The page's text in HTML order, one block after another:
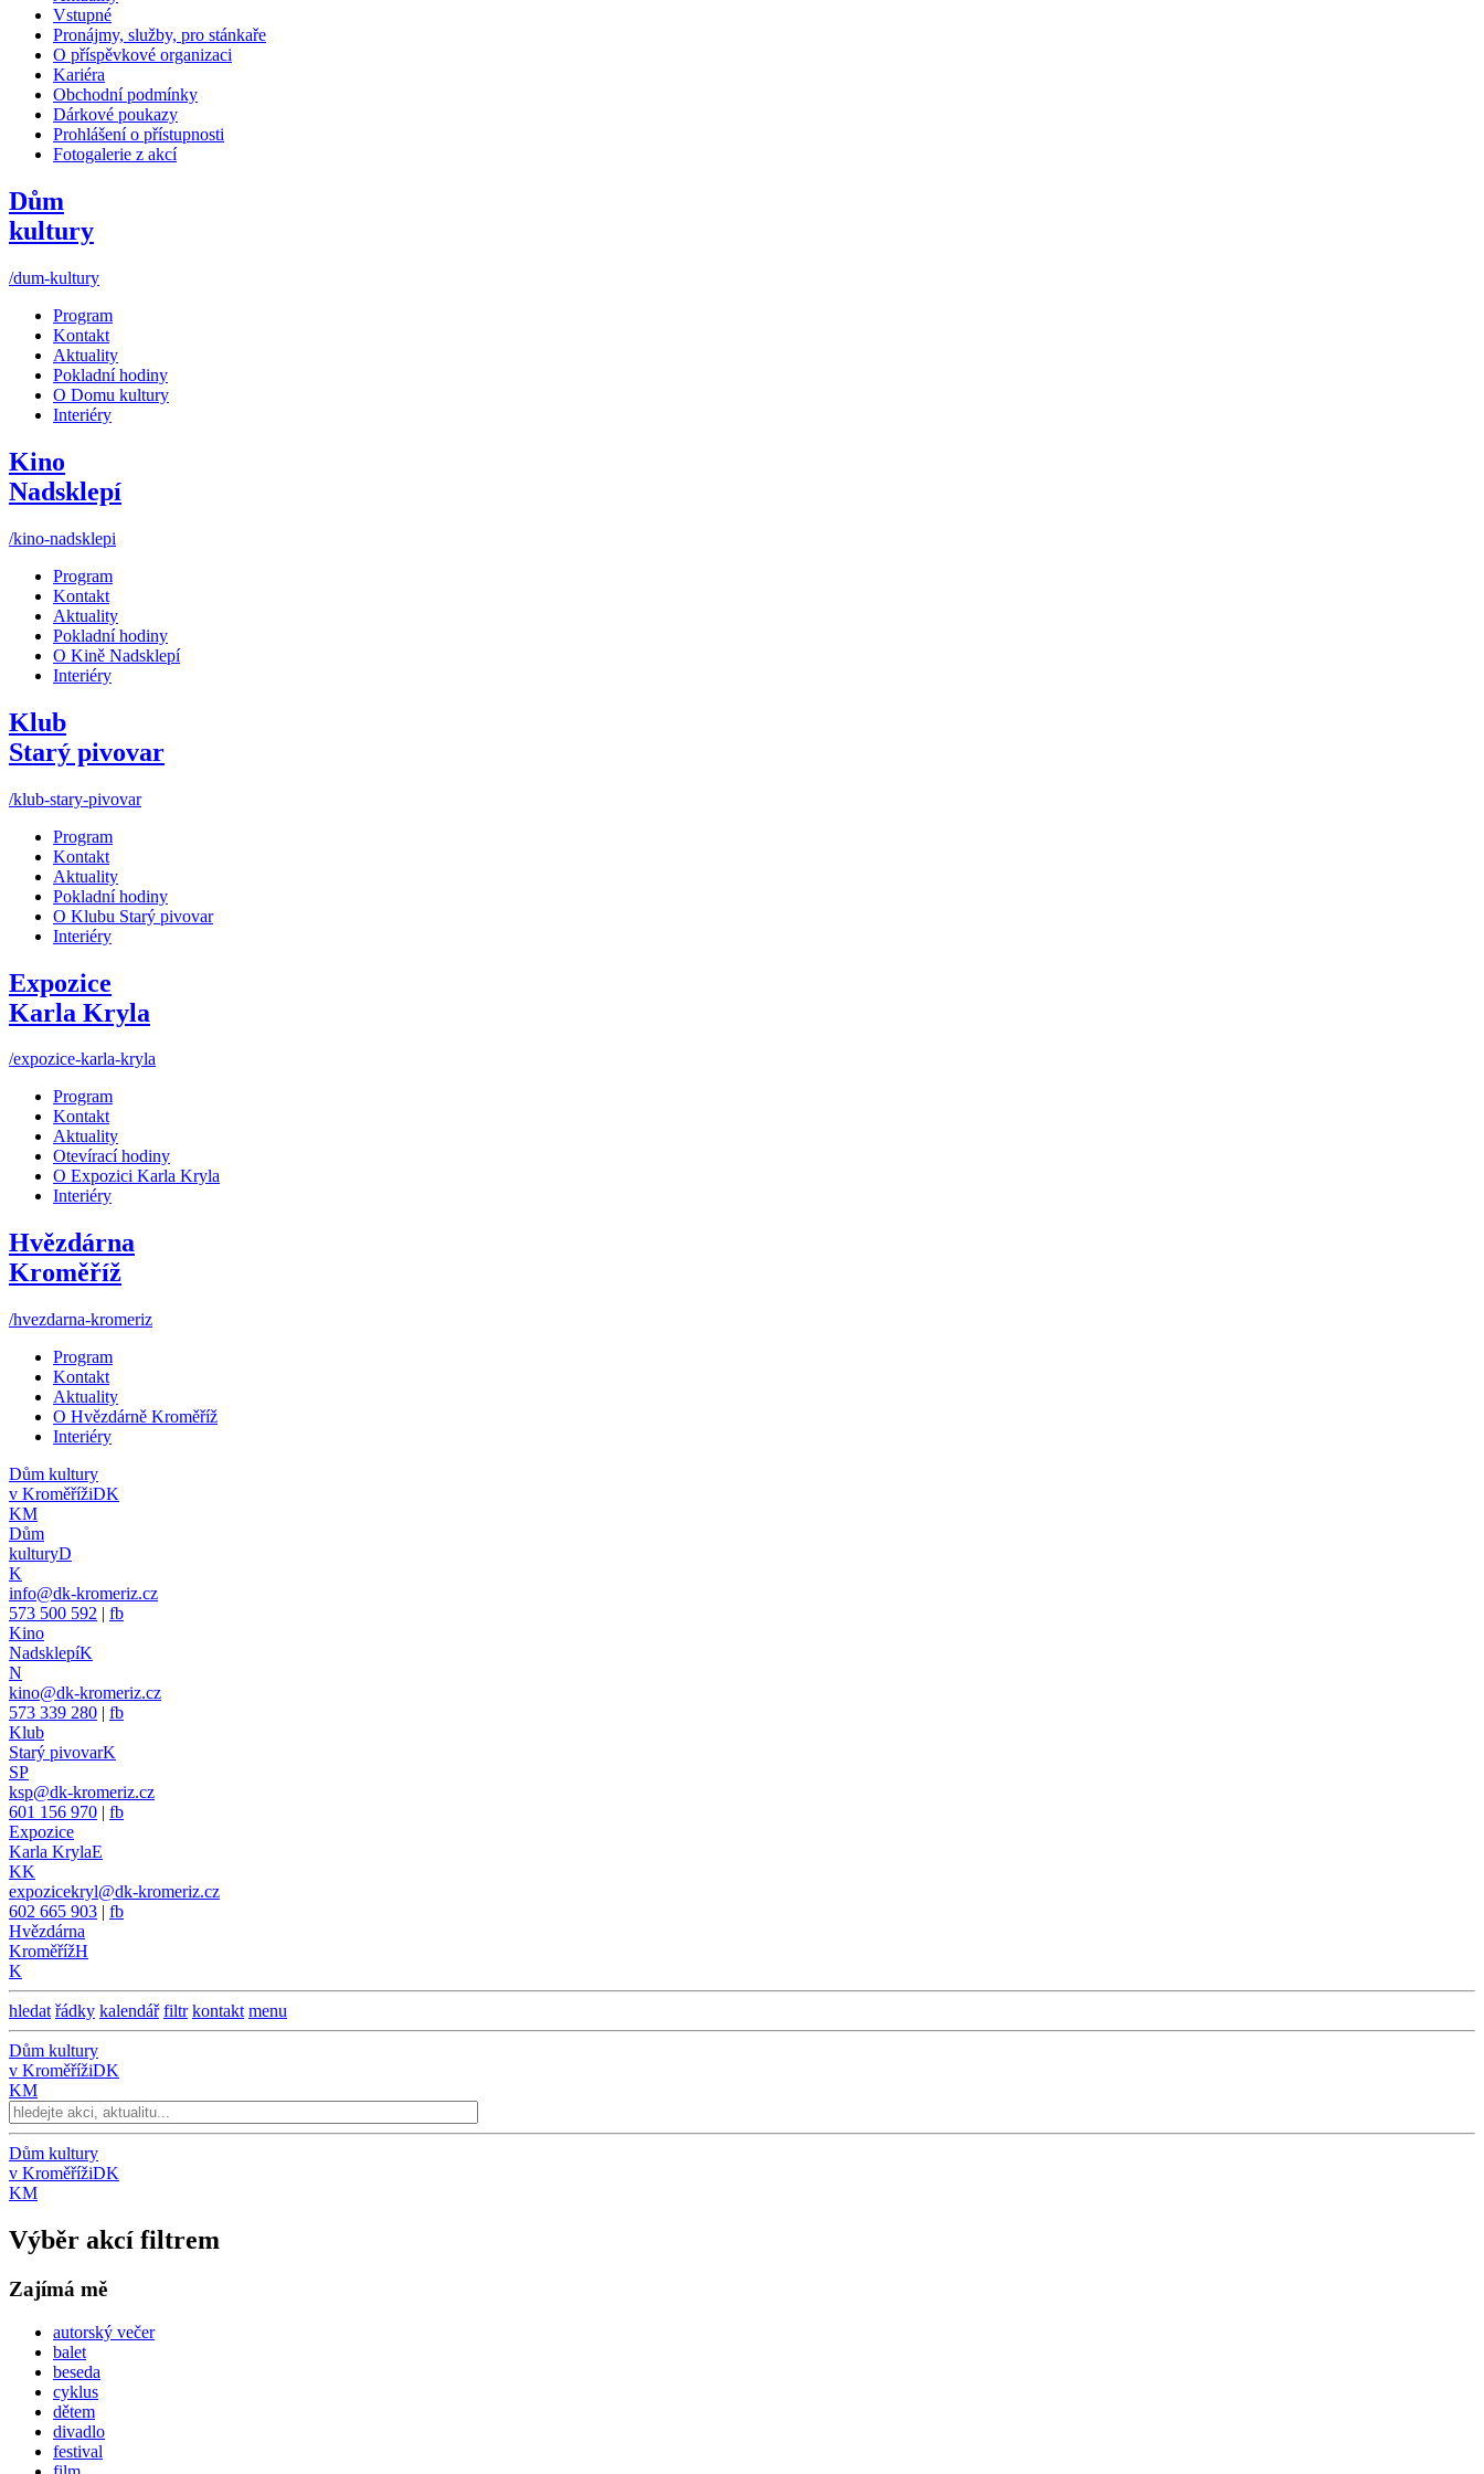
Vstupné
Pronájmy, služby, pro stánkaře
O příspěvkové organizaci
Kariéra
Obchodní podmínky
Dárkové poukazy
Prohlášení o přístupnosti
Fotogalerie z akcí
Dům
kultury
/dum-kultury
Program
Kontakt
Aktuality
Pokladní hodiny
O Domu kultury
Interiéry
Kino
Nadsklepí
/kino-nadsklepi
Program
Kontakt
Aktuality
Pokladní hodiny
O Kině Nadsklepí
Interiéry
Klub
Starý pivovar
/klub-stary-pivovar
Program
Kontakt
Aktuality
Pokladní hodiny
O Klubu Starý pivovar
Interiéry
Expozice
Karla Kryla
/expozice-karla-kryla
Program
Kontakt
Aktuality
Otevírací hodiny
O Expozici Karla Kryla
Interiéry
Hvězdárna
Kroměříž
/hvezdarna-kromeriz
Program
Kontakt
Aktuality
O Hvězdárně Kroměříž
Interiéry
Dům kultury
v KroměřížiDK
KM
Dům
kulturyD
K
info@dk-kromeriz.cz
573 500 592 | fb
Kino
NadsklepíK
N
kino@dk-kromeriz.cz
573 339 280 | fb
Klub
Starý pivovarK
SP
ksp@dk-kromeriz.cz
601 156 970 | fb
Expozice
Karla KrylaE
KK
expozicekryl@dk-kromeriz.cz
602 665 903 | fb
Hvězdárna
KroměřížH
K
hledat řádky kalendář filtr kontakt menu
Dům kultury
v KroměřížiDK
KM
Dům kultury
v KroměřížiDK
KM
Výběr akcí filtrem
Zajímá mě
autorský večer
balet
beseda
cyklus
dětem
divadlo
festival